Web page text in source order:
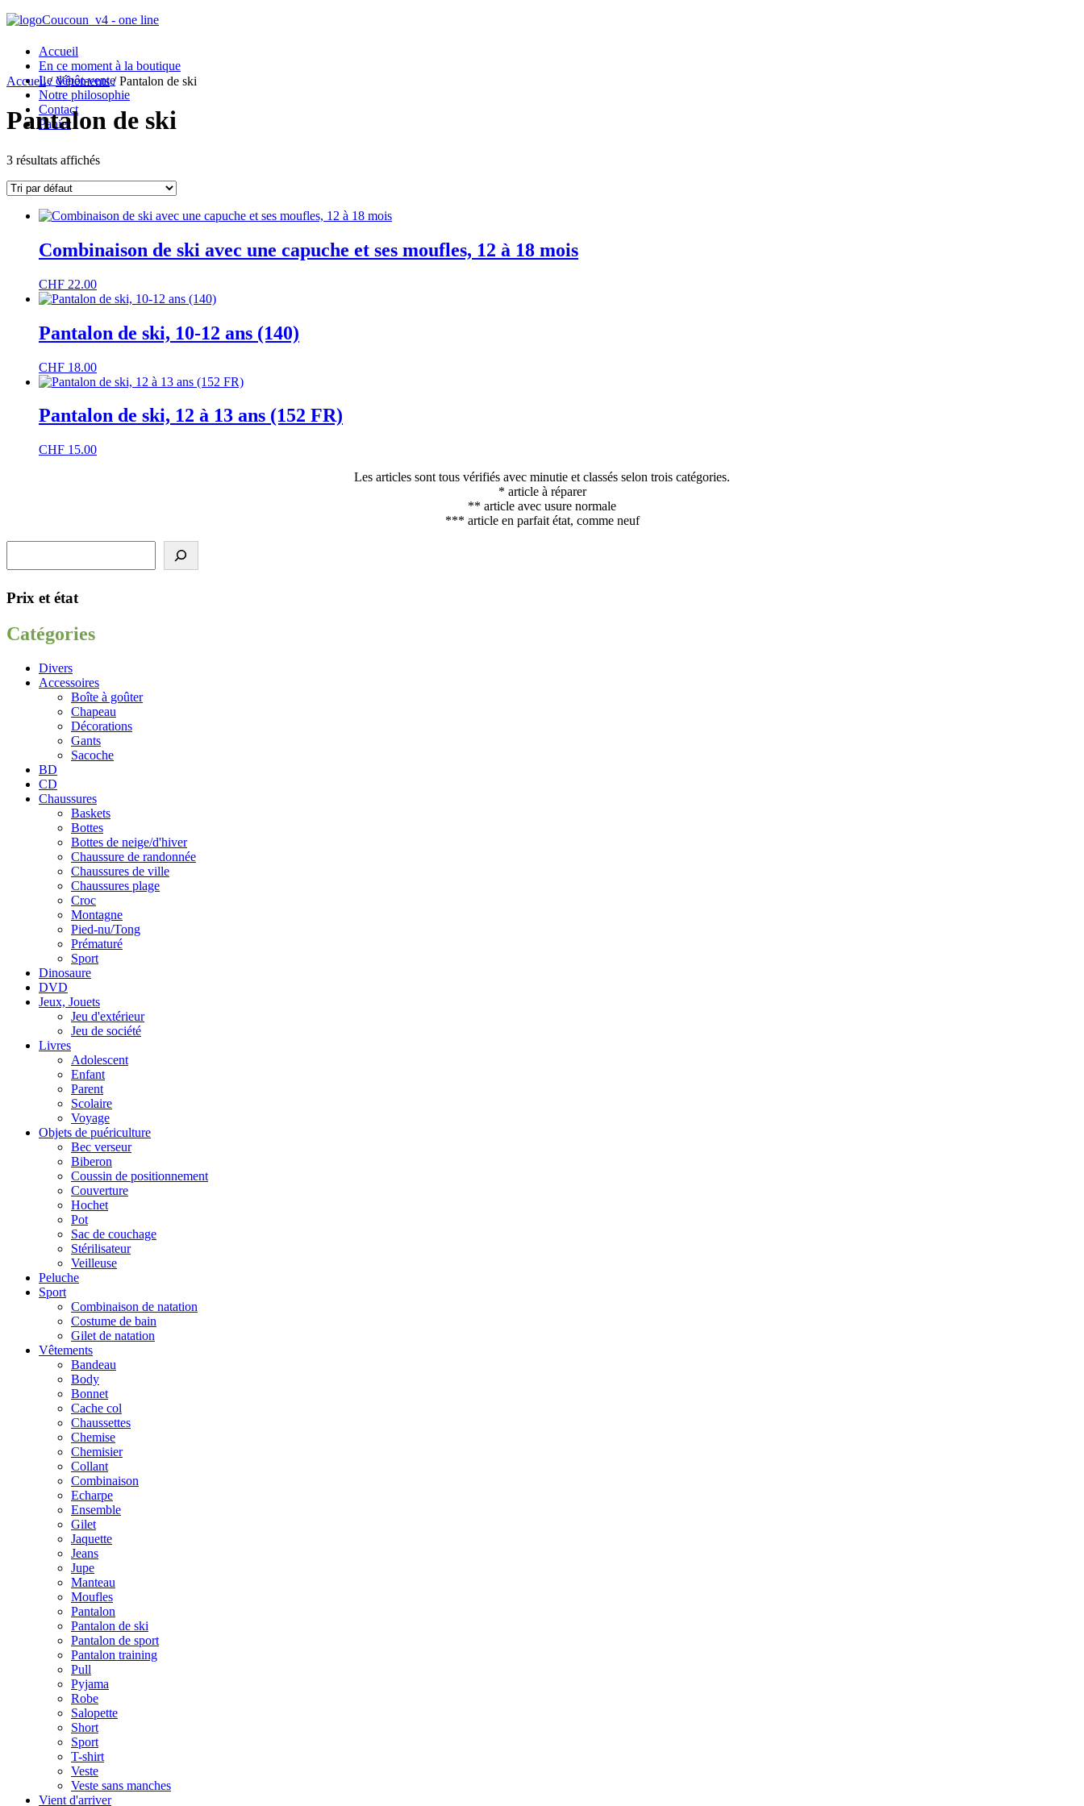
Accueil
En ce moment à la boutique
Le dépôt-vente
Notre philosophie
Contact
Panier

Chêne-Bourg
Horaires d’ouverture

Mon compte
Accueil/Vêtements/ Pantalon de ski
Pantalon de ski
3 résultats affichés
Combinaison de ski avec une capuche et ses moufles, 12 à 18 mois
CHF 22.00
Pantalon de ski, 10-12 ans (140)
CHF 18.00
Pantalon de ski, 12 à 13 ans (152 FR)
CHF 15.00
Les articles sont tous vérifiés avec minutie et classés selon trois catégories.
* article à réparer
** article avec usure normale
*** article en parfait état, comme neuf
Prix et état
Catégories
Divers
Accessoires
Boîte à goûter
Chapeau
Décorations
Gants
Sacoche
BD
CD
Chaussures
Baskets
Bottes
Bottes de neige/d'hiver
Chaussure de randonnée
Chaussures de ville
Chaussures plage
Croc
Montagne
Pied-nu/Tong
Prématuré
Sport
Dinosaure
DVD
Jeux, Jouets
Jeu d'extérieur
Jeu de société
Livres
Adolescent
Enfant
Parent
Scolaire
Voyage
Objets de puériculture
Bec verseur
Biberon
Coussin de positionnement
Couverture
Hochet
Pot
Sac de couchage
Stérilisateur
Veilleuse
Peluche
Sport
Combinaison de natation
Costume de bain
Gilet de natation
Vêtements
Bandeau
Body
Bonnet
Cache col
Chaussettes
Chemise
Chemisier
Collant
Combinaison
Echarpe
Ensemble
Gilet
Jaquette
Jeans
Jupe
Manteau
Moufles
Pantalon
Pantalon de ski
Pantalon de sport
Pantalon training
Pull
Pyjama
Robe
Salopette
Short
Sport
T-shirt
Veste
Veste sans manches
Vient d'arriver